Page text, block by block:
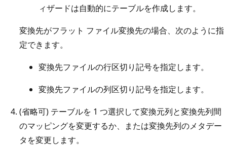
ィザードは自動的にテーブルを作成します。
変換先がフラット ファイル変換先の場合、次のように指
定できます。
変換先ファイルの行区切り記号を指定します。
変換先ファイルの列区切り記号を指定します。
(省略可) テーブルを 1 つ選択して変換元列と変換先列間
のマッピングを変更するか、または変換先列のメタデー
タを変更します。